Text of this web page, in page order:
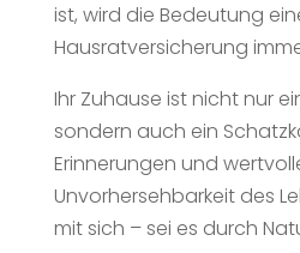
ist, wird die Bedeutung
Hausratversicherung
Ihr Zuhause ist nicht nur
sondern auch ein
Erinnerungen und
Unvorhersehbarkeit des
mit sich – sei es durch